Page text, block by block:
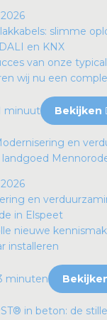
slimme
en KNX
van onze
wij nu een
minuut Bekijken
en
in Elspeet
nieuwe
installeren
minuten